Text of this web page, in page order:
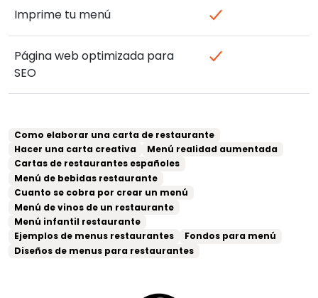
Imprime tu menú
Página web optimizada para
SEO
Como elaborar una carta de restaurante
Hacer una carta creativa
Menú realidad aumentada
Cartas de restaurantes españoles
Menú de bebidas restaurante
Cuanto se cobra por crear un menú
Menú de vinos de un restaurante
Menú infantil restaurante
Ejemplos de menus restaurantes
Fondos para menú
Diseños de menus para restaurantes